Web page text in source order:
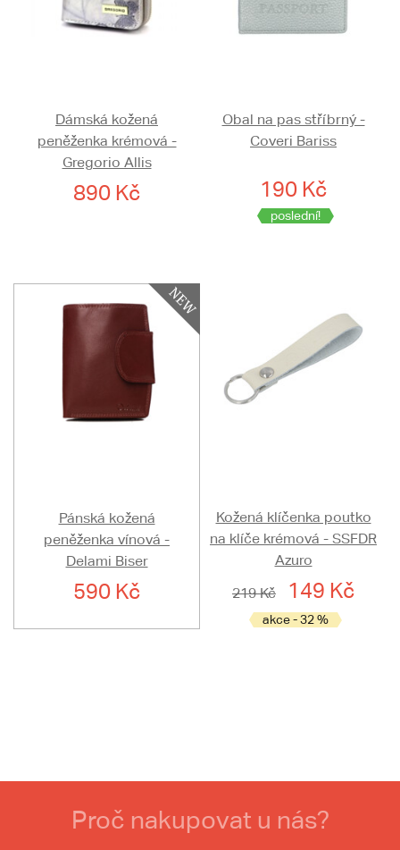
Dámská kožená
peněženka krémová -
Gregorio Allis
890 Kč
Obal na pas stříbrný -
Coveri Bariss
190 Kč
poslední!
Pánská kožená
peněženka vínová -
Delami Biser
590 Kč
Kožená klíčenka poutko
na klíče krémová - SSFDR
Azuro
219 Kč
149 Kč
akce - 32 %
Proč nakupovat u nás?